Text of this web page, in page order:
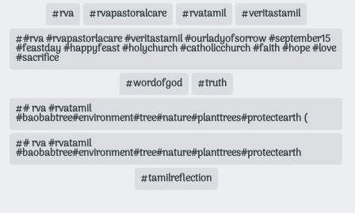
rva rvapastoralcare rvatamil
veritastamil
#rva #rvapastorlacare #veritastamil #ourladyofsorrow #september15
#feastday #happyfeast #holychurch #catholicchurch #faith #hope #love
#sacrifice
wordofgod
truth
# rva #rvatamil
#baobabtree#environment#tree#nature#planttrees#protectearth (
# rva #rvatamil
#baobabtree#environment#tree#nature#planttrees#protectearth
tamilreflection